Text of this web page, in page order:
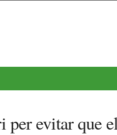
evitar que